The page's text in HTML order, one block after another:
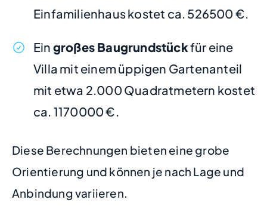
Einfamilienhaus kostet ca. 526500 €.
Ein großes Baugrundstückfür eine
Villa mit einem üppigen Gartenanteil
mit etwa 2.000 Quadratmetern kostet
ca. 1170000 €.
Diese Berechnungen bieten eine grobe
Orientierung und können je nach Lage und
Anbindung variieren.